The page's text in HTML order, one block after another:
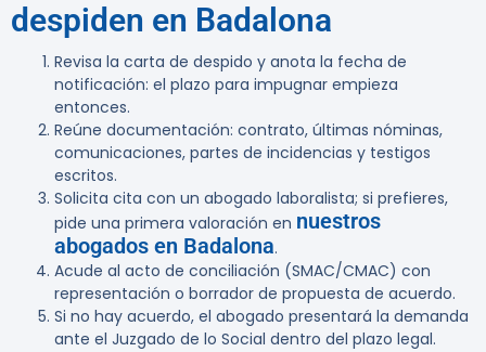
despiden en Badalona
Revisa la carta de despido y anota la fecha de
notificación: el plazo para impugnar empieza
entonces.
Reúne documentación: contrato, últimas nóminas,
comunicaciones, partes de incidencias y testigos
escritos.
Solicita cita con un abogado laboralista; si prefieres,
pide una primera valoración en nuestros
abogados en Badalona.
Acude al acto de conciliación (SMAC/CMAC) con
representación o borrador de propuesta de acuerdo.
Si no hay acuerdo, el abogado presentará la demanda
ante el Juzgado de lo Social dentro del plazo legal.